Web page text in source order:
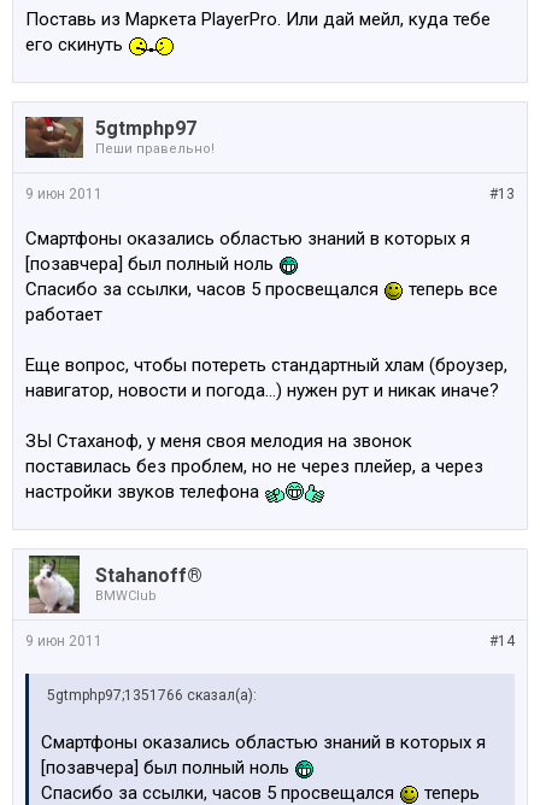
Поставь из Маркета PlayerPro. Или дай мейл, куда тебе
его скинуть
5gtmphp97
Пеши правельно!
#13
9 июн 2011
Смартфоны оказались областью знаний в которых я
[позавчера] был полный ноль
Спасибо за ссылки, часов 5 просвещался
теперь все
работает
Еще вопрос, чтобы потереть стандартный хлам (броузер,
навигатор, новости и погода...) нужен рут и никак иначе?
ЗЫ Стаханоф, у меня своя мелодия на звонок
поставилась без проблем, но не через плейер, а через
настройки звуков телефона
Stahanoff®
BMWClub
#14
9 июн 2011
5gtmphp97;1351766 сказал(а):
Смартфоны оказались областью знаний в которых я
[позавчера] был полный ноль
Спасибо за ссылки, часов 5 просвещался
теперь